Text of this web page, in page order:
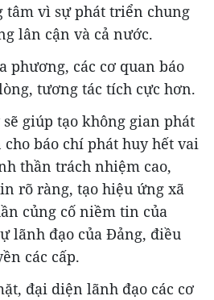
tâm vì sự phát triển chung
lân cận và cả nước.
phương, các cơ quan báo
tương tác tích cực hơn.
giúp tạo không gian phát
báo chí phát huy hết vai
thần trách nhiệm cao,
rõ ràng, tạo hiệu ứng xã
củng cố niềm tin của
lãnh đạo của Đảng, điều
các cấp.
đại diện lãnh đạo các cơ